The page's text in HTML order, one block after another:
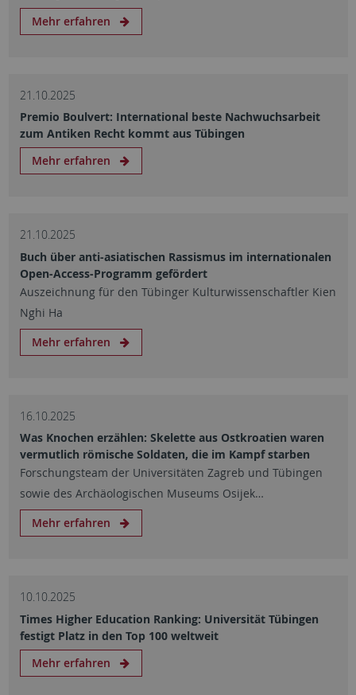
Mehr erfahren
21.10.2025
Premio Boulvert: International beste Nachwuchsarbeit
zum Antiken Recht kommt aus Tübingen
Mehr erfahren
21.10.2025
Buch über anti-asiatischen Rassismus im internationalen
Open-Access-Programm gefördert
Auszeichnung für den Tübinger Kulturwissenschaftler Kien
Nghi Ha
Mehr erfahren
16.10.2025
Was Knochen erzählen: Skelette aus Ostkroatien waren
vermutlich römische Soldaten, die im Kampf starben
Forschungsteam der Universitäten Zagreb und Tübingen
sowie des Archäologischen Museums Osijek…
Mehr erfahren
10.10.2025
Times Higher Education Ranking: Universität Tübingen
festigt Platz in den Top 100 weltweit
Mehr erfahren